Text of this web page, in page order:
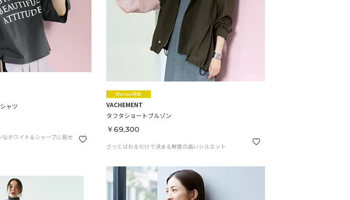
ャツ
ホワイト＆シャープに見せ
VACHEMENT
タフタショートブルゾン
￥69,300
さっとはおるだけで決まる鮮度の高いシルエット